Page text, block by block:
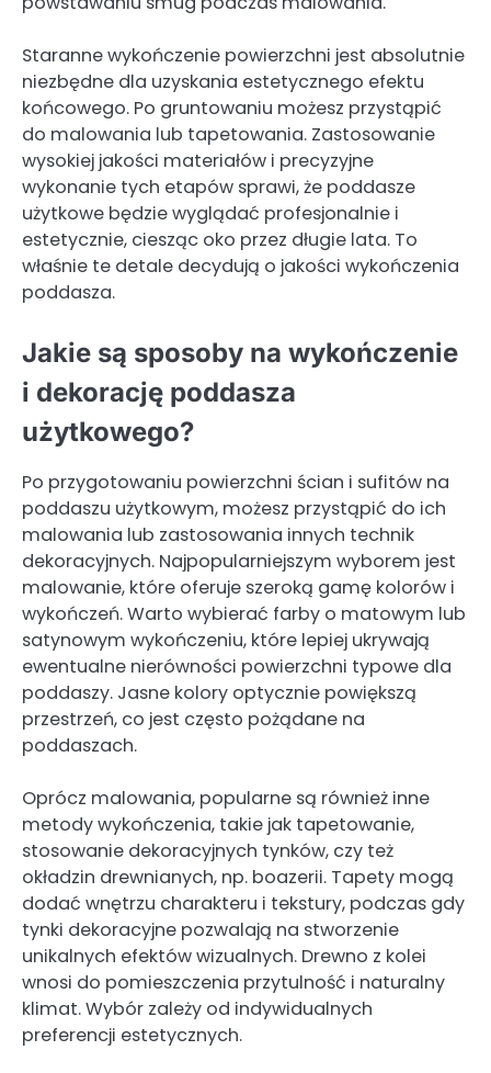
Staranne wykończenie powierzchni jest absolutnie
niezbędne dla uzyskania estetycznego efektu
końcowego. Po gruntowaniu możesz przystąpić
do malowania lub tapetowania. Zastosowanie
wysokiej jakości materiałów i precyzyjne
wykonanie tych etapów sprawi, że poddasze
użytkowe będzie wyglądać profesjonalnie i
estetycznie, ciesząc oko przez długie lata. To
właśnie te detale decydują o jakości wykończenia
poddasza.
Jakie są sposoby na wykończenie
i dekorację poddasza
użytkowego?
Po przygotowaniu powierzchni ścian i sufitów na
poddaszu użytkowym, możesz przystąpić do ich
malowania lub zastosowania innych technik
dekoracyjnych. Najpopularniejszym wyborem jest
malowanie, które oferuje szeroką gamę kolorów i
wykończeń. Warto wybierać farby o matowym lub
satynowym wykończeniu, które lepiej ukrywają
ewentualne nierówności powierzchni typowe dla
poddaszy. Jasne kolory optycznie powiększą
przestrzeń, co jest często pożądane na
poddaszach.
Oprócz malowania, popularne są również inne
metody wykończenia, takie jak tapetowanie,
stosowanie dekoracyjnych tynków, czy też
okładzin drewnianych, np. boazerii. Tapety mogą
dodać wnętrzu charakteru i tekstury, podczas gdy
tynki dekoracyjne pozwalają na stworzenie
unikalnych efektów wizualnych. Drewno z kolei
wnosi do pomieszczenia przytulność i naturalny
klimat. Wybór zależy od indywidualnych
preferencji estetycznych.